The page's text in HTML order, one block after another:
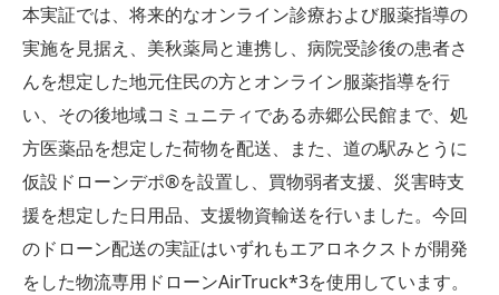
本実証では、将来的なオンライン診療および服薬指導の
実施を見据え、美秋薬局と連携し、病院受診後の患者さ
んを想定した地元住民の方とオンライン服薬指導を行
い、その後地域コミュニティである赤郷公民館まで、処
方医薬品を想定した荷物を配送、また、道の駅みとうに
仮設ドローンデポ®︎を設置し、買物弱者⽀援、災害時支
援を想定した日用品、支援物資輸送を行いました。今回
のドローン配送の実証はいずれもエアロネクストが開発
をした物流専用ドローンAirTruck*3を使用しています。